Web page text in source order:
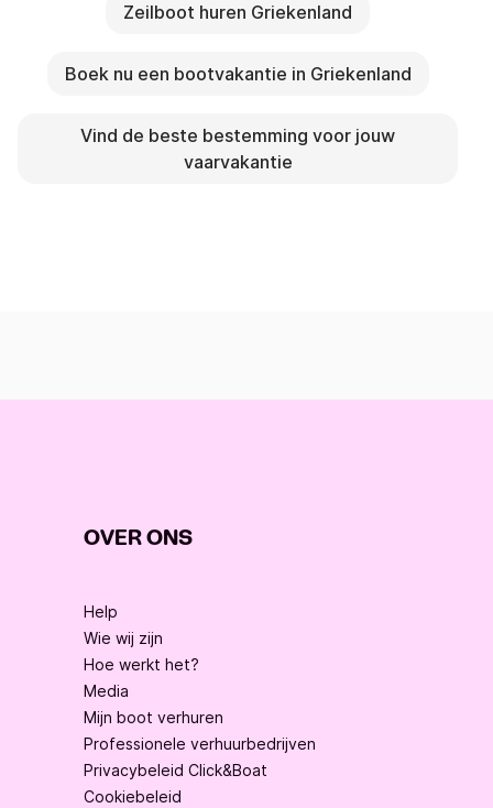
Zeilboot huren Griekenland
Boek nu een bootvakantie in Griekenland
Vind de beste bestemming voor jouw
vaarvakantie
OVER ONS
Help
Wie wij zijn
Hoe werkt het?
Media
Mijn boot verhuren
Professionele verhuurbedrijven
Privacybeleid Click&Boat
Cookiebeleid